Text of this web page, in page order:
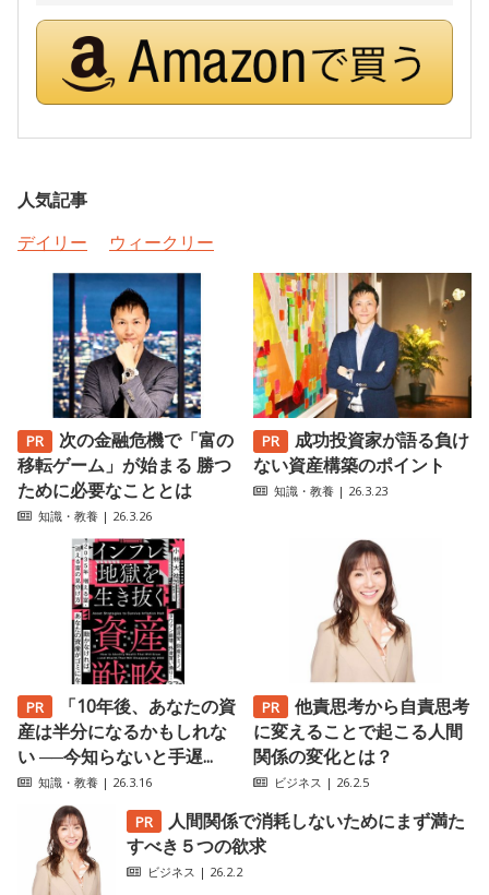
人気記事
デイリー
ウィークリー
次の金融危機で「富の
移転ゲーム」が始まる 勝つ
ために必要なこととは
知識・教養 | 26.3.26
成功投資家が語る負け
ない資産構築のポイント
知識・教養 | 26.3.23
「10年後、あなたの資
産は半分になるかもしれな
い ──今知らないと手遅...
知識・教養 | 26.3.16
他責思考から自責思考
に変えることで起こる人間
関係の変化とは？
ビジネス | 26.2.5
人間関係で消耗しないためにまず満た
すべき５つの欲求
ビジネス | 26.2.2